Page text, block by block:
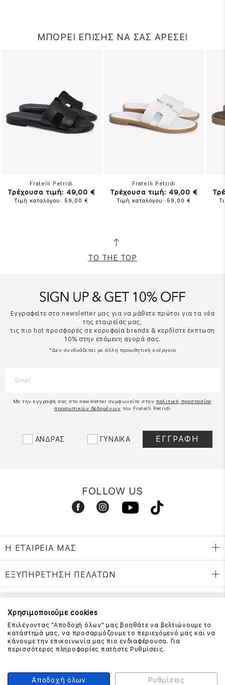
ΜΠΟΡΕΙ ΕΠΙΣΗΣ ΝΑ ΣΑΣ ΑΡΕΣΕΙ
Fratelli Petridi
Τρέχουσα τιμή: 49,00 €
Τιμή καταλόγου: 59,00 €
Fratelli Petridi
Τρέχουσα τιμή: 49,00 €
Τιμή καταλόγου: 59,00 €
TO THE TOP
Εγγραφείτε στο newsletter μας για να μάθετε πρώτοι για τα νέα
της εταιρείας μας,
τις πιο hot προσφορές σε κορυφαία brands & κερδίστε έκπτωση
10% στην επόμενη αγορά σας.
*Δεν συνδυάζεται με άλλη προωθητική ενέργεια
Με την εγγραφή σας στο newsletter συμφωνείτε στην πολιτική προστασίας
προσωπικών δεδομένων του Fratelli Petridi
ΑΝΔΡΑΣ ΓΥΝΑΙΚΑ
FOLLOW US
Η ΕΤΑΙΡΕΙΑ ΜΑΣ
ΕΞΥΠΗΡΕΤΗΣΗ ΠΕΛΑΤΩΝ
ΕΠΙΚΟΙΝΩΝΗΣΤΕ ΜΑΖΙ ΜΑΣ
210 999 4510
(Χρεώση μια αστική μονάδα από σταθερό)
ΑΣΦΑΛΕΙΑ ΣΥΝΑΛΛΑΓΩΝ
Χρησιμοποιούμε cookies
Επιλέγοντας "Αποδοχή όλων" μας βοηθάτε να βελτιώνουμε το
κατάστημά μας, να προσαρμόζουμε το περιεχόμενό μας και να
κάνουμε την επικοινωνία μας πιο ενδιαφέρουσα. Για
περισσότερες πληροφορίες πατήστε Ρυθμίσεις.
Αποδοχή όλων Ρυθμίσεις